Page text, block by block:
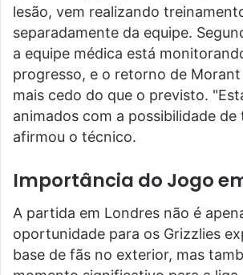
lesão, vem realizando
separadamente da equipe.
a equipe médica está
progresso, e o retorno de
mais cedo do que o previsto.
animados com a possibilidade
afirmou o técnico.
Importância do Jogo
A partida em Londres não é
oportunidade para os Grizzlies
base de fãs no exterior, mas